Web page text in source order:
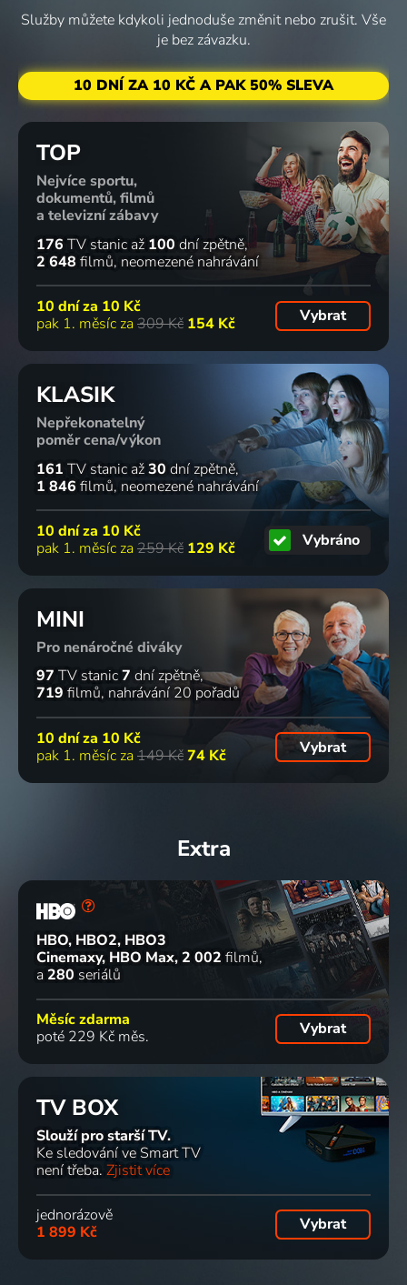
Služby můžete kdykoli jednoduše změnit nebo zrušit. Vše
je bez závazku.
10 DNÍ ZA 10 KČ A PAK 50% SLEVA
TOP
Nejvíce sportu,
dokumentů, filmů
a televizní zábavy
176 TV stanic až 100 dní zpětně
2 648 filmů neomezené nahrávání
10 dní za 10 Kč
pak 1. měsíc za 309 Kč 154 Kč Vybrat
KLASIK
Nepřekonatelný
poměr cena/výkon
161 TV stanic až30 dní zpětně
1 846 filmů neomezené nahrávání
10 dní za 10 Kč
pak 1. měsíc za 259 Kč 129 Kč Vybráno
MINI
Pro nenáročné diváky
97 TV stanic7 dní zpětně
719 filmů nahrávání 20 pořadů
10 dní za 10 Kč
pak 1. měsíc za 149 Kč74 Kč Vybrat
Extra
HBO, HBO2, HBO3
Cinemaxy, HBO Max 2 002 filmů
a 280 seriálů
Měsíc zdarma
poté 229 Kč měs.
Vybrat
TV BOX
Slouží pro starší TV.
Ke sledování ve Smart TV
není třeba. Zjistit více
jednorázově
1 899 Kč
Vybrat